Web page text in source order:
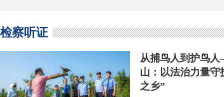
检察听证
从捕鸟人到护鸟
山：以法治力量守
之乡”